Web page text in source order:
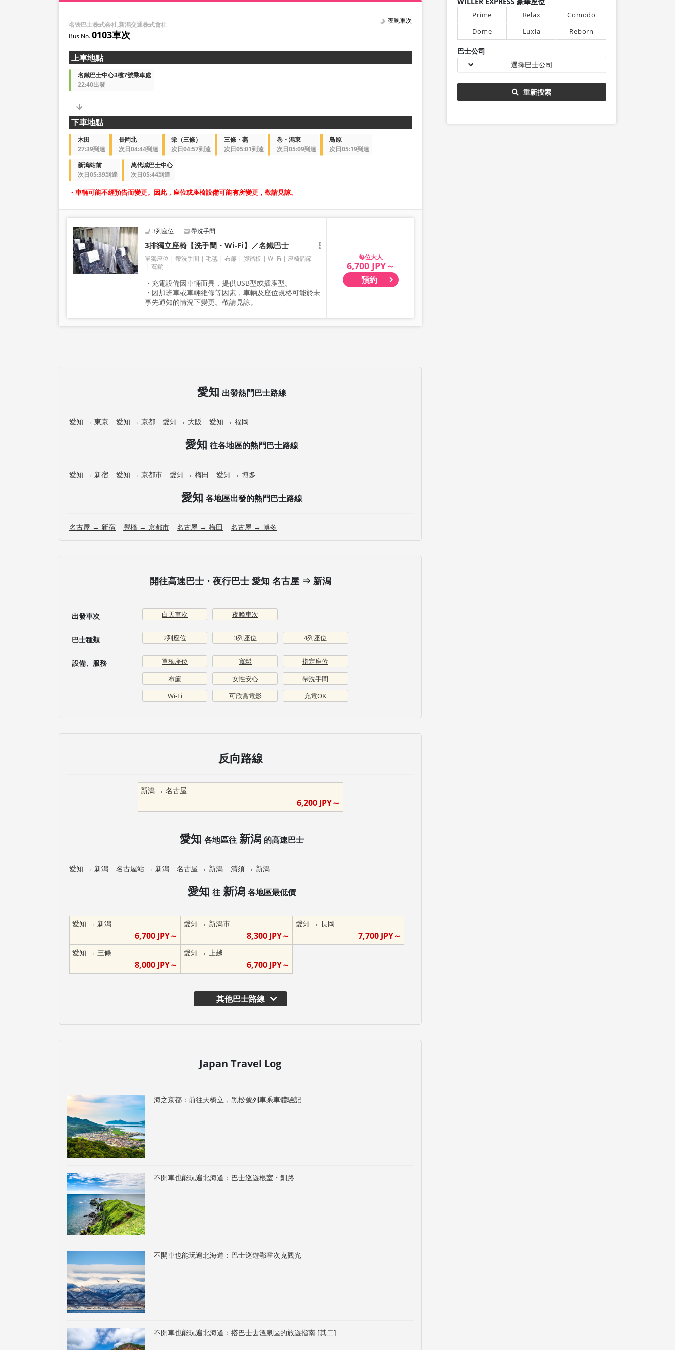
名铁巴士株式会社,新潟交通株式會社
0103車次
夜晚車次
上車地點
名鐵巴士中心3樓7號乘車處
22:40出發
下車地點
木田
27:39到達
長岡北
次日04:44到達
栄（三條）
次日04:57到達
三條・燕
次日05:01到達
巻・潟東
次日05:09到達
鳥原
次日05:19到達
新潟站前
次日05:39到達
萬代城巴士中心
次日05:44到達
・車輛可能不經預告而變更。因此，座位或座椅設備可能有所變更，敬請見諒。
3列座位 帶洗手間
3排獨立座椅【洗手間・Wi-Fi】／名鐵巴士
單獨座位 帶洗手間 毛毯 布簾 腳踏板 Wi-Fi
座椅調節
寬鬆
・充電設備因車輛而異，提供USB型或插座型。
・因加班車或車輛維修等因素，車輛及座位規格可能於未
事先通知的情況下變更。敬請見諒。
大人
6,700 JPY～
預約
愛知 出發熱門巴士路線
愛知 → 東京 愛知 → 京都 愛知 → 大阪 愛知 → 福岡
愛知 往各地區的熱門巴士路線
愛知 → 新宿 愛知 → 京都市 愛知 → 梅田 愛知 → 博多
愛知 各地區出發的熱門巴士路線
名古屋 → 新宿 豐橋 → 京都市 名古屋 → 梅田 名古屋 → 博多
開往高速巴士・夜行巴士 愛知 名古屋 ⇒ 新潟
出發車次 白天車次 夜晚車次
巴士種類 2列座位 3列座位 4列座位
設備、服務 單獨座位 寬鬆
指定座位
布簾
女性安心
帶洗手間
Wi-Fi
可欣賞電影 充電OK
反向路線
新潟 →名古屋
6,200 JPY～
愛知 各地區往 新潟 的高速巴士
愛知 → 新潟 名古屋站 → 新潟 名古屋 → 新潟 清須 → 新潟
愛知 往 新潟 各地區最低價
愛知 → 新潟
6,700 JPY～
愛知 → 新潟市
8,300JPY～
愛知 → 長岡
7,700 JPY～
愛知 → 三條
8,000 JPY～
愛知 →上越
6,700JPY～
其他巴士路線
Japan Travel Log
海之京都：前往天橋立，黑松號列車乘車體驗記
不開車也能玩遍北海道：巴士巡遊根室・釧路
不開車也能玩遍北海道：巴士巡遊鄂霍次克觀光
不開車也能玩遍北海道：搭巴士去溫泉區的旅遊指南 [其二]
Prime Relax
Comodo
Dome
Luxia Reborn
巴士公司
選擇巴士公司
重新搜索